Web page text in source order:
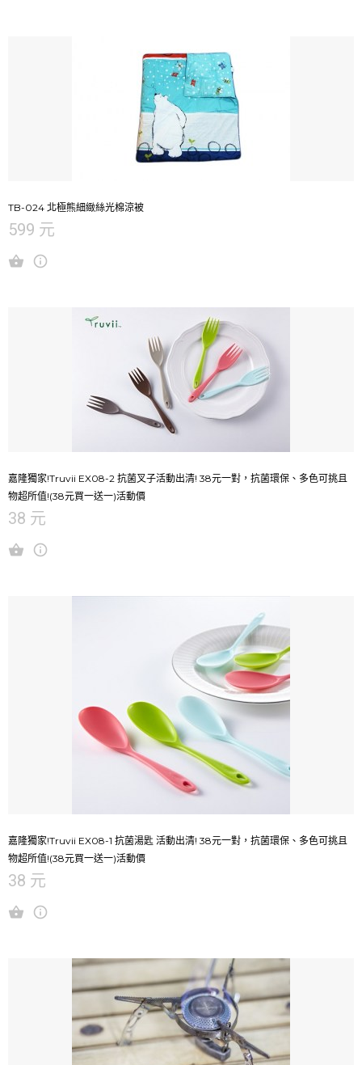
TB-024 北極熊細緻絲光棉涼被
599 元
嘉隆獨家!Truvii EX08-2 抗菌叉子活動出清! 38元一對，抗菌環保、多色可挑且
物超所值!(38元買一送一)活動價
38 元
嘉隆獨家!Truvii EX08-1 抗菌湯匙 活動出清! 38元一對，抗菌環保、多色可挑且
物超所值!(38元買一送一)活動價
38 元